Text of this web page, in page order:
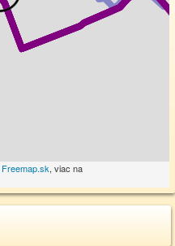
Freemap.sk, viac na